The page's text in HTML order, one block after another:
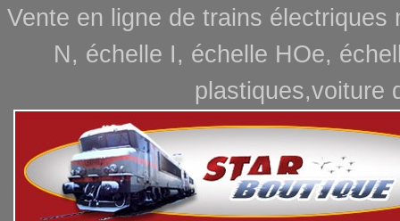
Vente en ligne de trains
N, échelle I, échelle HOe,
plastiques,voiture